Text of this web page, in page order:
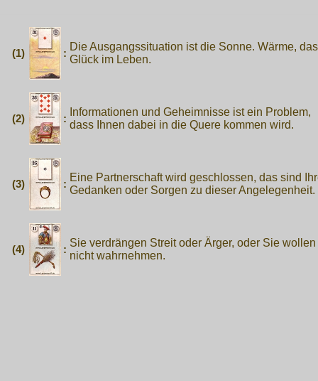
(1) :
Die Ausgangssituation ist die Sonne. Wärme, das
Glück im Leben.
(2) :
Informationen und Geheimnisse ist ein Problem,
dass Ihnen dabei in die Quere kommen wird.
(3) :
Eine Partnerschaft wird geschlossen, das sind
Gedanken oder Sorgen zu dieser Angelegenheit.
(4) :
Sie verdrängen Streit oder Ärger, oder Sie wollen
nicht wahrnehmen.